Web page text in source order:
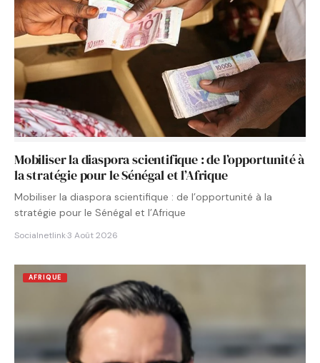
Mobiliser la diaspora scientifique : de l’opportunité à
la stratégie pour le Sénégal et l’Afrique
Mobiliser la diaspora scientifique : de l’opportunité à la
stratégie pour le Sénégal et l’Afrique
Socialnetlink·3 Août 2026
AFRIQUE